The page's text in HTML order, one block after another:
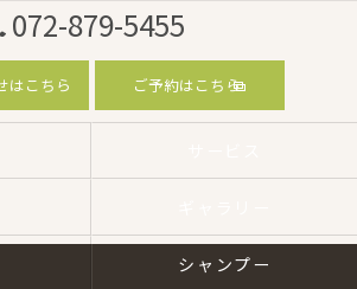
072-879-5455
はこちら ご予約はこちら
シャンプー